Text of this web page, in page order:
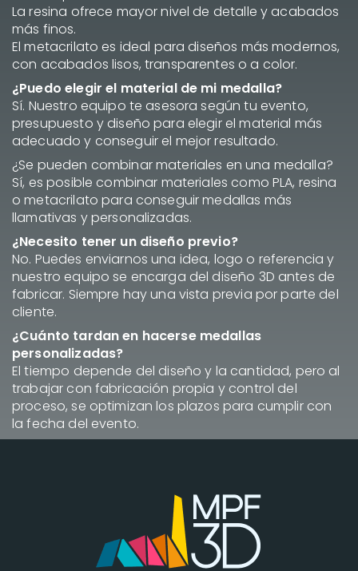
La resina ofrece mayor nivel de detalle y acabados
más finos.
El metacrilato es ideal para diseños más modernos,
con acabados lisos, transparentes o a color.
¿Puedo elegir el material de mi medalla?
Sí. Nuestro equipo te asesora según tu evento,
presupuesto y diseño para elegir el material más
adecuado y conseguir el mejor resultado.
¿Se pueden combinar materiales en una medalla?
Sí, es posible combinar materiales como PLA, resina
o metacrilato para conseguir medallas más
llamativas y personalizadas.
¿Necesito tener un diseño previo?
No. Puedes enviarnos una idea, logo o referencia y
nuestro equipo se encarga del diseño 3D antes de
fabricar. Siempre hay una vista previa por parte del
cliente.
¿Cuánto tardan en hacerse medallas
personalizadas?
El tiempo depende del diseño y la cantidad, pero al
trabajar con fabricación propia y control del
proceso, se optimizan los plazos para cumplir con
la fecha del evento.